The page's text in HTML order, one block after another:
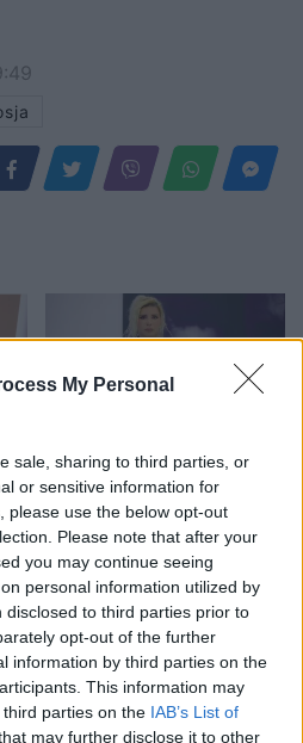
My Personal
sale, sharing to third parties, or
or sensitive information for
please use the below opt-out
Please note that after your
you may continue seeing
personal information utilized by
to third parties prior to
opt-out of the further
information by third parties on the
This information may
parties on the IAB’s List of
may further disclose it to other
PD kërkon të anulohet
tenderi 15 milionë euro
për avionët zjarrfikës,
Vangjeli: Fituesja e lidhur
me skandale në Spanjë, të
nisë hetimi i SPAK
Detaje nga grabitja e